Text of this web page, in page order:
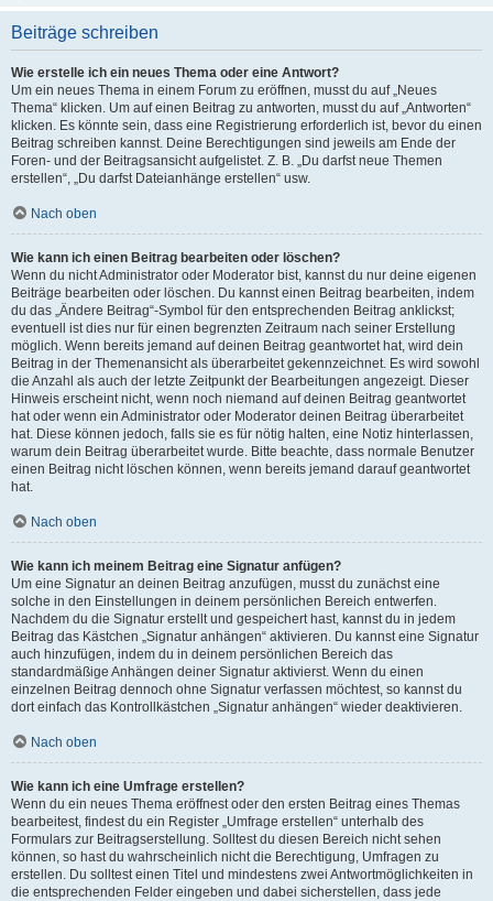
Beiträge schreiben
Wie erstelle ich ein neues Thema oder eine Antwort?
Um ein neues Thema in einem Forum zu eröffnen, musst du auf „Neues
Thema“ klicken. Um auf einen Beitrag zu antworten, musst du auf „Antworten“
klicken. Es könnte sein, dass eine Registrierung erforderlich ist, bevor du einen
Beitrag schreiben kannst. Deine Berechtigungen sind jeweils am Ende der
Foren- und der Beitragsansicht aufgelistet. Z. B. „Du darfst neue Themen
erstellen“, „Du darfst Dateianhänge erstellen“ usw.
Nach oben
Wie kann ich einen Beitrag bearbeiten oder löschen?
Wenn du nicht Administrator oder Moderator bist, kannst du nur deine eigenen
Beiträge bearbeiten oder löschen. Du kannst einen Beitrag bearbeiten, indem
du das „Ändere Beitrag“-Symbol für den entsprechenden Beitrag anklickst;
eventuell ist dies nur für einen begrenzten Zeitraum nach seiner Erstellung
möglich. Wenn bereits jemand auf deinen Beitrag geantwortet hat, wird dein
Beitrag in der Themenansicht als überarbeitet gekennzeichnet. Es wird sowohl
die Anzahl als auch der letzte Zeitpunkt der Bearbeitungen angezeigt. Dieser
Hinweis erscheint nicht, wenn noch niemand auf deinen Beitrag geantwortet
hat oder wenn ein Administrator oder Moderator deinen Beitrag überarbeitet
hat. Diese können jedoch, falls sie es für nötig halten, eine Notiz hinterlassen,
warum dein Beitrag überarbeitet wurde. Bitte beachte, dass normale Benutzer
einen Beitrag nicht löschen können, wenn bereits jemand darauf geantwortet
hat.
Nach oben
Wie kann ich meinem Beitrag eine Signatur anfügen?
Um eine Signatur an deinen Beitrag anzufügen, musst du zunächst eine
solche in den Einstellungen in deinem persönlichen Bereich entwerfen.
Nachdem du die Signatur erstellt und gespeichert hast, kannst du in jedem
Beitrag das Kästchen „Signatur anhängen“ aktivieren. Du kannst eine Signatur
auch hinzufügen, indem du in deinem persönlichen Bereich das
standardmäßige Anhängen deiner Signatur aktivierst. Wenn du einen
einzelnen Beitrag dennoch ohne Signatur verfassen möchtest, so kannst du
dort einfach das Kontrollkästchen „Signatur anhängen“ wieder deaktivieren.
Nach oben
Wie kann ich eine Umfrage erstellen?
Wenn du ein neues Thema eröffnest oder den ersten Beitrag eines Themas
bearbeitest, findest du ein Register „Umfrage erstellen“ unterhalb des
Formulars zur Beitragserstellung. Solltest du diesen Bereich nicht sehen
können, so hast du wahrscheinlich nicht die Berechtigung, Umfragen zu
erstellen. Du solltest einen Titel und mindestens zwei Antwortmöglichkeiten in
die entsprechenden Felder eingeben und dabei sicherstellen, dass jede